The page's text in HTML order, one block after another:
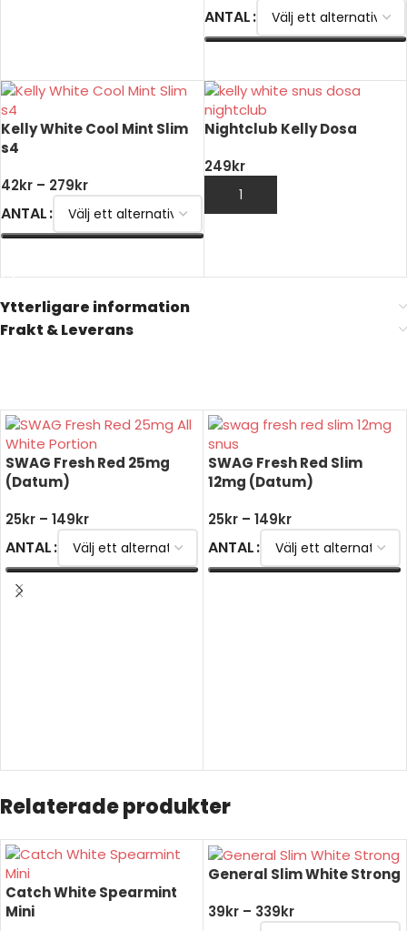
ANTAL
Kelly White Cool Mint Slim
s4
42kr – 279kr
ANTAL
Nightclub Kelly Dosa
249kr
LÄGG TILL I VARUKORG
Ytterligare information
Frakt & Leverans
SWAG Fresh Red 25mg
(Datum)
25kr – 149kr
ANTAL
VÄLJ ALTERNATIV
SWAG Fresh Red Slim
12mg (Datum)
25kr – 149kr
ANTAL
Relaterade produkter
Catch White Spearmint
Mini
General Slim White Strong
39kr – 339kr